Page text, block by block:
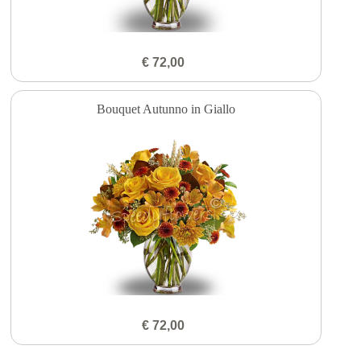
€ 72,00
Bouquet Autunno in Giallo
€ 72,00